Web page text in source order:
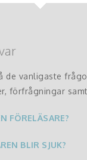
de vanligaste
förfrågningar
FÖRELÄSARE?
BLIR SJUK?